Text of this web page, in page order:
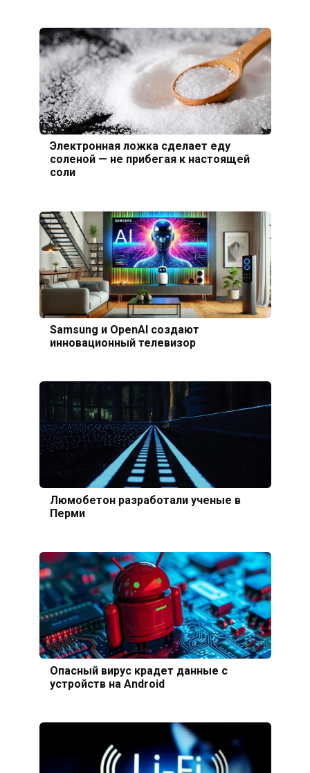
Электронная ложка сделает еду
соленой — не прибегая к настоящей
соли
Samsung и OpenAI создают
инновационный телевизор
Люмобетон разработали ученые в
Перми
Опасный вирус крадет данные с
устройств на Android